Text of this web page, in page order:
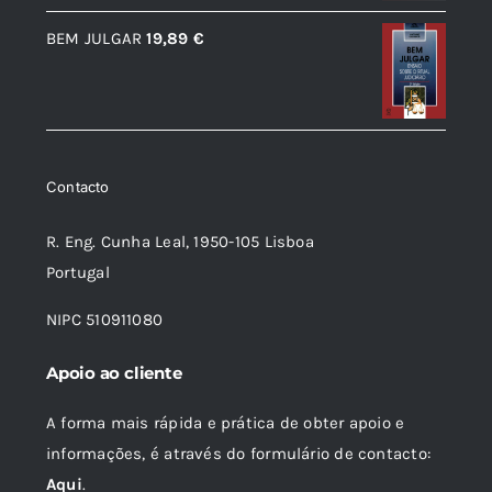
era:
é:
11,31 €.
BEM JULGAR 19,89 €
Contacto
R. Eng. Cunha Leal, 1950-105 Lisboa
Portugal
NIPC 510911080
Apoio ao cliente
A forma mais rápida e prática de obter apoio e
informações, é através do formulário de contacto:
Aqui.